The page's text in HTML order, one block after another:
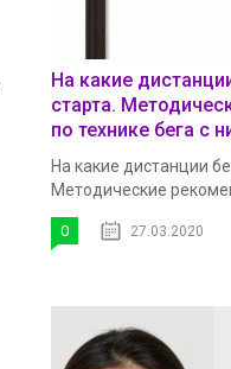
На какие
старта.
по технике бега с
На какие дистанции
Методические
0 27.03.2020